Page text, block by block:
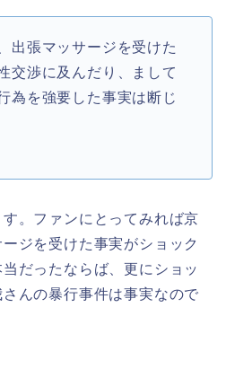
出張マッサージを受けた
交渉に及んだり、まして
為を強要した事実は断じ
。ファンにとってみれば京
ジを受けた事実がショック
だったならば、更にショッ
んの暴行事件は事実なので